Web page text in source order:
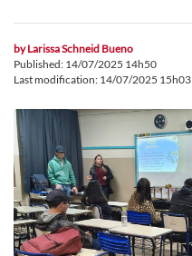
byLarissa Schneid Bueno
Published: 14/07/2025 14h50
Last modification: 14/07/2025 15h03